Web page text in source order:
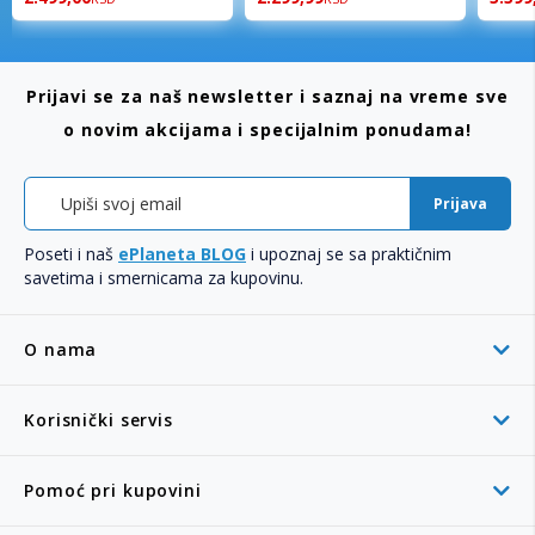
O nama
Korisnički servis
Pomoć pri kupovini
Prijavi se za naš newsletter i saznaj na vreme sve
o novim akcijama i specijalnim ponudama!
Prijava
Poseti i naš ePlaneta BLOG i upoznaj se sa praktičnim
savetima i smernicama za kupovinu.